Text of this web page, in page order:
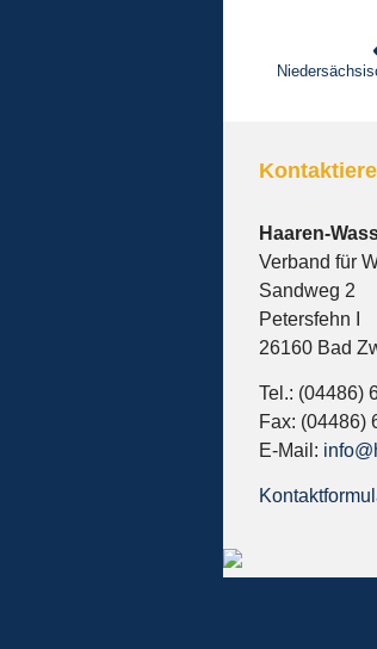
Haaren-
Verband für
Sandweg 2
Petersfehn I
26160 Bad
Tel.: (04486)
Fax: (04486)
E-Mail: